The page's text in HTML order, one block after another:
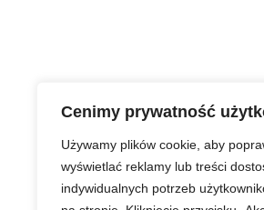
Cenimy prywatność
Używamy plików cookie, aby
wyświetlać reklamy lub treści
indywidualnych potrzeb